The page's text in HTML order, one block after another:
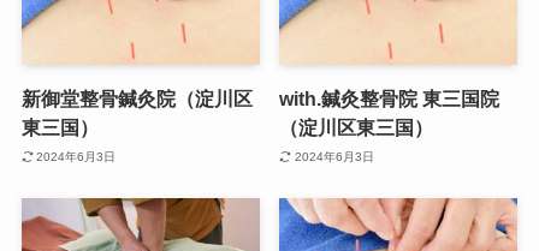
新御堂整骨鍼灸院（淀川区
東三国）
2024年6月3日
with.鍼灸整骨院 東三国院
（淀川区東三国）
2024年6月3日